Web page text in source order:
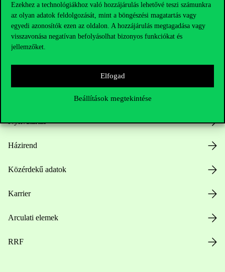
Ezekhez a technológiákhoz való hozzájárulás lehetővé teszi számunkra
az olyan adatok feldolgozását, mint a böngészési magatartás vagy
egyedi azonosítók ezen az oldalon. A hozzájárulás megtagadása vagy
visszavonása negatívan befolyásolhat bizonyos funkciókat és
jellemzőket.
Elfogad
Beállítások megtekintése
Nyitvatartás
Házirend
Közérdekű adatok
Karrier
Arculati elemek
RRF